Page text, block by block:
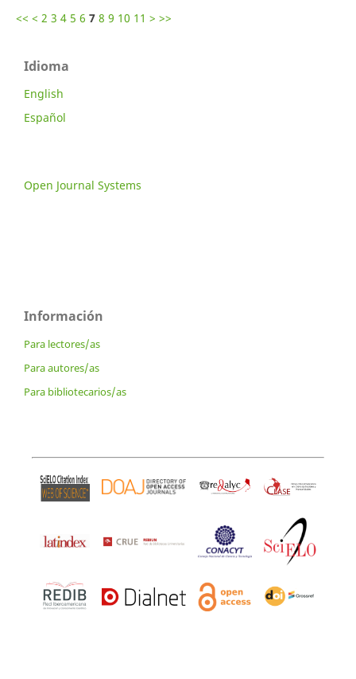
<< < 2 3 4 5 6 7 8 9 10 11 > >>
Idioma
English
Español
Open Journal Systems
Información
Para lectores/as
Para autores/as
Para bibliotecarios/as